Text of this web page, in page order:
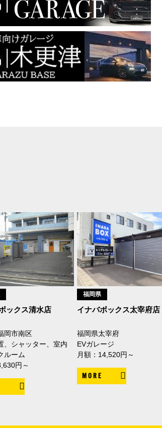
ックス清水店
岡市南区
、シャッター、室内
ルーム
円～
福岡県
イナバボックス太宰府店
福岡県太宰府
EVガレージ
月額：14,520円～
MORE